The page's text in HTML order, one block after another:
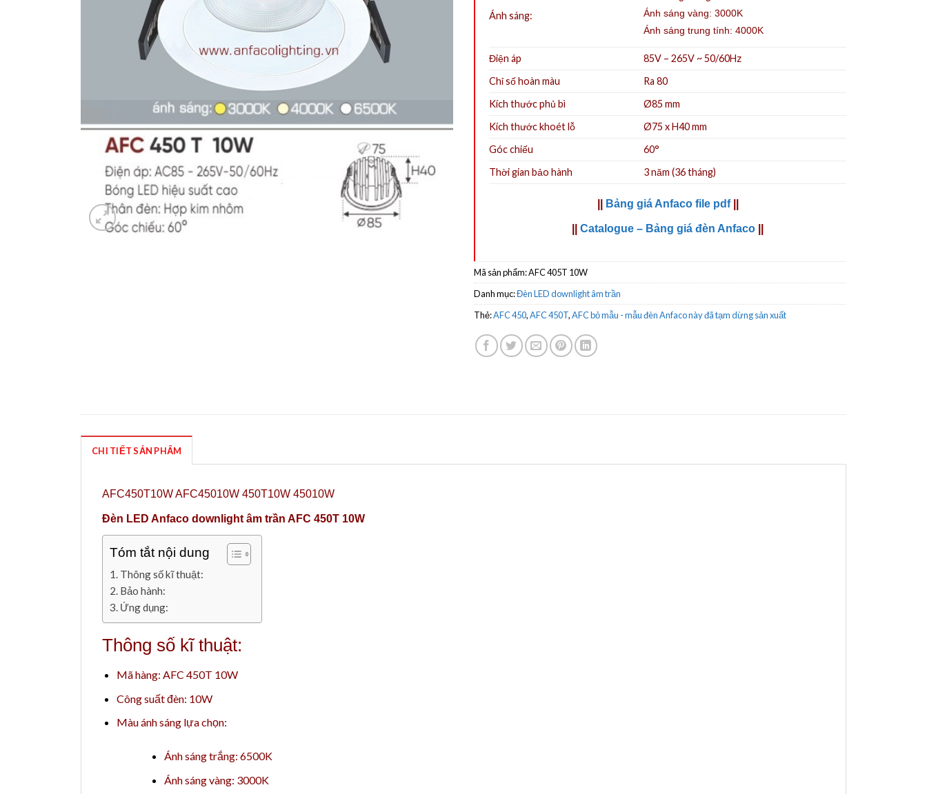
Ánh sáng:
Ánh sáng vàng: 3000K
Ánh sáng trung tính: 4000K
Điện áp
85V – 265V ~ 50/60Hz
Chỉ số hoàn màu
Ra 80
Kích thước phủ bì
Ø85 mm
Kích thước khoét lỗ
Ø75 x H40 mm
Góc chiếu
60°
Thời gian bảo hành
3 năm (36 tháng)
Bảng giá Anfaco file pdf
Catalogue – Bảng giá đèn Anfaco
Mã sản phẩm:AFC 405T 10W
Danh mục:Đèn LED downlight âm trần
Thẻ:AFC 450,AFC 450T,AFC bỏ mẫu - mẫu đèn Anfaco này đã tạm dừng sản xuất
CHI TIẾT SẢN PHẨM
AFC450T10W AFC45010W 450T10W 45010W
Đèn LED Anfaco downlight âm trần AFC 450T 10W
Tóm tắt nội dung
Thông số kĩ thuật:
Bảo hành:
Ứng dụng:
Thông số kĩ thuật:
Mã hàng: AFC 450T 10W
Công suất đèn: 10W
Màu ánh sáng lựa chọn:
Ánh sáng trắng: 6500K
Ánh sáng vàng: 3000K